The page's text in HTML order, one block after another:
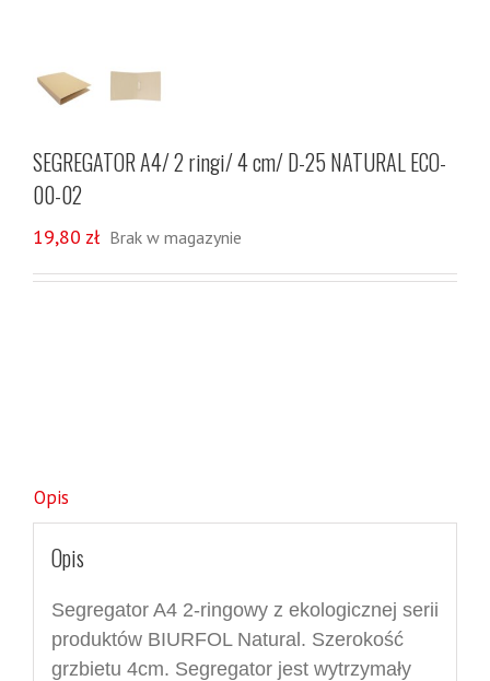
SEGREGATOR A4/ 2 ringi/ 4 cm/ D-25 NATURAL ECO-
00-02
19,80 zł Brak w magazynie
Opis
Opis
Segregator A4 2-ringowy z ekologicznej serii
produktów BIURFOL Natural. Szerokość
grzbietu 4cm. Segregator jestwytrzymały